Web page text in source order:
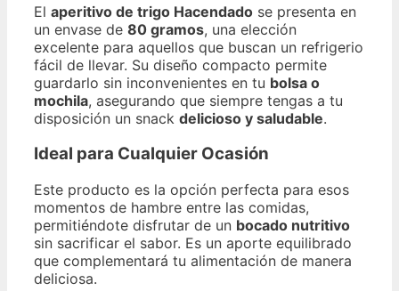
El aperitivo de trigo Hacendado se presenta en
un envase de 80 gramos, una elección
excelente para aquellos que buscan un refrigerio
fácil de llevar. Su diseño compacto permite
guardarlo sin inconvenientes en tu bolsa o
mochila, asegurando que siempre tengas a tu
disposición un snack delicioso y saludable.
Ideal para Cualquier Ocasión
Este producto es la opción perfecta para esos
momentos de hambre entre las comidas,
permitiéndote disfrutar de un bocado nutritivo
sin sacrificar el sabor. Es un aporte equilibrado
que complementará tu alimentación de manera
deliciosa.